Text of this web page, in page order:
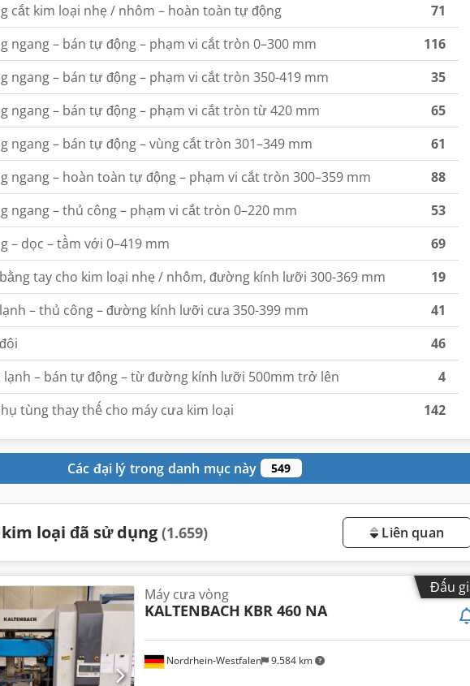
cắt kim loại nhẹ / nhôm – hoàn toàn tự động
71
ngang – bán tự động – phạm vi cắt tròn 0–300 mm
116
ngang – bán tự động – phạm vi cắt tròn 350-419 mm
35
ngang – bán tự động – phạm vi cắt tròn từ 420 mm
65
ngang – bán tự động – vùng cắt tròn 301–349 mm
61
ngang – hoàn toàn tự động – phạm vi cắt tròn 300–359 mm
88
ngang – thủ công – phạm vi cắt tròn 0–220 mm
53
– dọc – tầm với 0–419 mm
69
tay cho kim loại nhẹ / nhôm, đường kính lưỡi 300-369 mm
19
– thủ công – đường kính lưỡi cưa 350-399 mm
41
46
lạnh – bán tự động – từ đường kính lưỡi 500mm trở lên
4
tùng thay thế cho máy cưa kim loại
142
Các đại lý trong danh mục này 549
loại đã sử dụng (1.659) Liên quan
Đấu
Nordrhein-Westfalen 9.584 km
Máy cưa vòng
KALTENBACH KBR 460 NA